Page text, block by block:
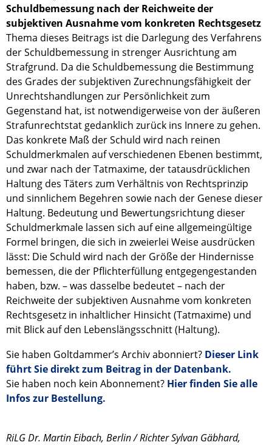
Schuldbemessung nach der Reichweite der
subjektiven Ausnahme vom konkreten Rechtsgesetz
Thema dieses Beitrags ist die Darlegung des Verfahrens
der Schuldbemessung in strenger Ausrichtung am
Strafgrund. Da die Schuldbemessung die Bestimmung
des Grades der subjektiven Zurechnungsfähigkeit der
Unrechtshandlungen zur Persönlichkeit zum
Gegenstand hat, ist notwendigerweise von der äußeren
Strafunrechtstat gedanklich zurück ins Innere zu gehen.
Das konkrete Maß der Schuld wird nach reinen
Schuldmerkmalen auf verschiedenen Ebenen bestimmt,
und zwar nach der Tatmaxime, der tatausdrücklichen
Haltung des Täters zum Verhältnis von Rechtsprinzip
und sinnlichem Begehren sowie nach der Genese dieser
Haltung. Bedeutung und Bewertungsrichtung dieser
Schuldmerkmale lassen sich auf eine allgemeingültige
Formel bringen, die sich in zweierlei Weise ausdrücken
lässt: Die Schuld wird nach der Größe der Hindernisse
bemessen, die der Pflichterfüllung entgegengestanden
haben, bzw. – was dasselbe bedeutet – nach der
Reichweite der subjektiven Ausnahme vom konkreten
Rechtsgesetz in inhaltlicher Hinsicht (Tatmaxime) und
mit Blick auf den Lebenslängsschnitt (Haltung).
Sie haben Goltdammer’s Archiv abonniert? Dieser Link
führt Sie direkt zum Beitrag in der Datenbank.
Sie haben noch kein Abonnement? Hier finden Sie alle
Infos zur Bestellung.
RiLG Dr. Martin Eibach, Berlin / Richter Sylvan Gäbhard,